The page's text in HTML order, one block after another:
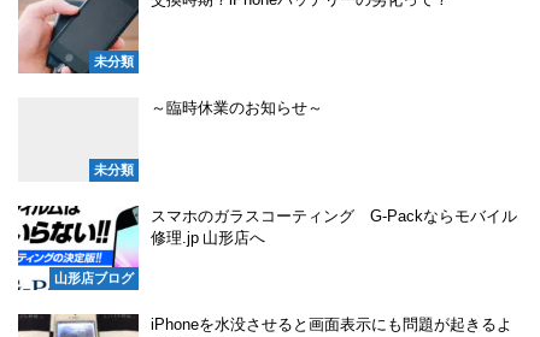
未分類
未分類
～臨時休業のお知らせ～
山形店ブログ
スマホのガラスコーティング G-Packならモバイル
修理.jp 山形店へ
iPhoneを水没させると画面表示にも問題が起きるよ